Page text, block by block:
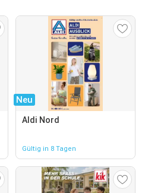
Neu
Aldi Nord
Gültig in 8 Tagen